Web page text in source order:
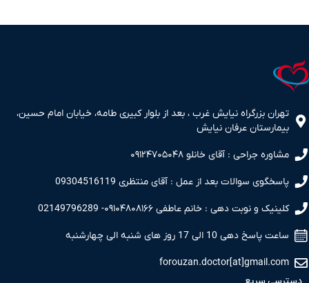
تهران بزرگراه نیایش غرب ، بعد از بلوار کبیری طامه، خیابان امام حسین،
بیمارستان عرفان نیایش
مشاوره جراحی : آقای خانلو ۰۹۱۲۴۷۰۵۰۴۸
پاسخگوی سوالات بعد از عمل : آقای منتظری 09304516119
کلینیک و نوبت دهی : خانم عاطفی ۰۹۱۰۴۸۰۸۱۶۶- 02149796289
ساعت پاسخ دهی 10 الی 17 روز های شنبه الی چهارشنبه
forouzan.doctor[at]gmail.com